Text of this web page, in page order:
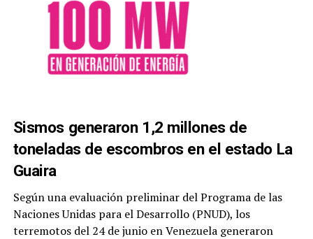
Sismos generaron 1,2 millones de
toneladas de escombros en el estado La
Guaira
Según una evaluación preliminar del Programa de las
Naciones Unidas para el Desarrollo (PNUD), los
terremotos del 24 de junio en Venezuela generaron